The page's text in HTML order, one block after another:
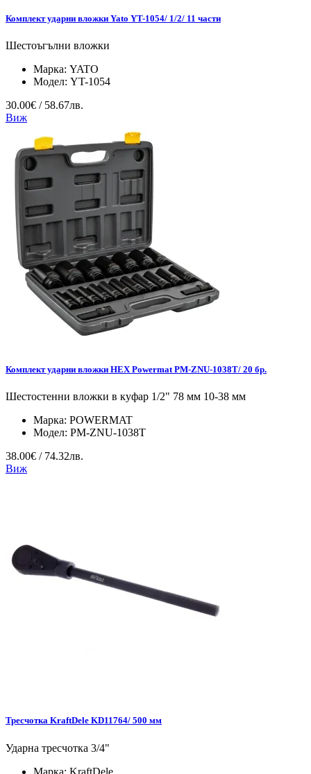
Комплект ударни вложки Yato YT-1054/ 1/2/ 11 части
Шестоъгълни вложки
Марка: YATO
Модел: YT-1054
30.00€ / 58.67лв.
Виж
Комплект ударни вложки HEX Powermat PM-ZNU-1038T/ 20 бр.
Шестостенни вложки в куфар 1/2" 78 мм 10-38 мм
Марка: POWERMAT
Модел: PM-ZNU-1038T
38.00€ / 74.32лв.
Виж
Тресчотка KraftDele KD11764/ 500 мм
Ударна тресчотка 3/4"
Марка: KraftDele